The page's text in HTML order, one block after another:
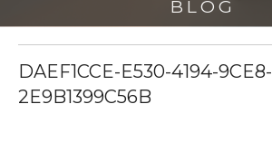
BLOG
DAEF1CCE-E530-4194-9CE8-
2E9B1399C56B